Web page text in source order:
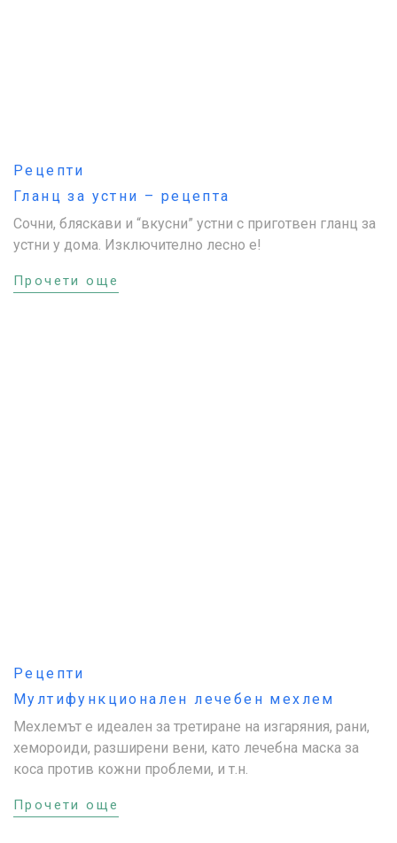
Рецепти
Гланц за устни – рецепта
Сочни, бляскави и “вкусни” устни с приготвен гланц за
устни у дома. Изключително лесно е!
Прочети още
Рецепти
Мултифункционален лечебен мехлем
Мехлемът е идеален за третиране на изгаряния, рани,
хемороиди, разширени вени, като лечебна маска за
коса против кожни проблеми, и т.н.
Прочети още